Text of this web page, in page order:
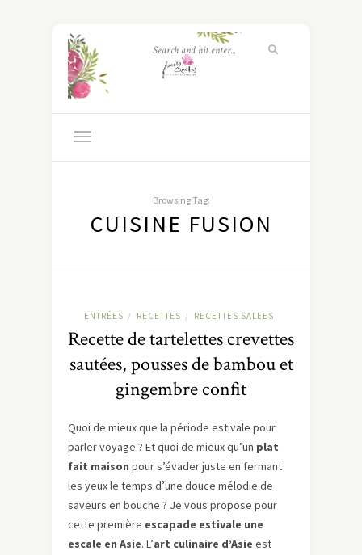
Browsing Tag:
CUISINE FUSION
ENTRÉES / RECETTES / RECETTES SALEES
Recette de tartelettes crevettes
sautées, pousses de bambou et
gingembre confit
Quoi de mieux que la période estivale pour
parler voyage ? Et quoi de mieux qu’un plat
fait maison pour s’évader juste en fermant
les yeux le temps d’une douce mélodie de
saveurs en bouche ? Je vous propose pour
cette première escapade estivale une
escale en Asie. L’art culinaire d’Asie est